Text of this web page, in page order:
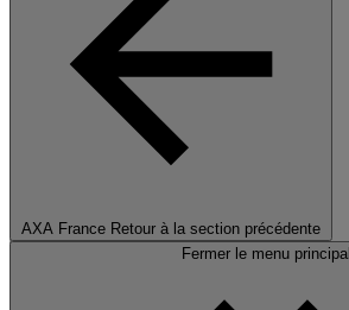
AXA France Retour à la section précédente
Fermer le menu principal